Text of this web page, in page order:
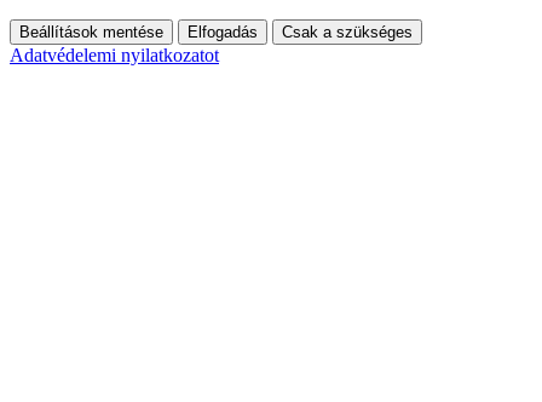
Beállítások mentése Elfogadás Csak a szükséges
Adatvédelemi nyilatkozatot